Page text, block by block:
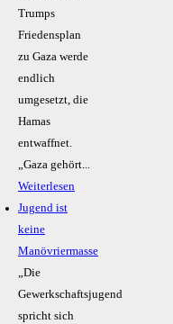
Trumps
Friedensplan
zu Gaza werde
endlich
umgesetzt, die
Hamas
entwaffnet.
„Gaza gehört...
Weiterlesen
Jugend ist
keine
Manövriermasse
„Die
Gewerkschaftsjugend
spricht sich